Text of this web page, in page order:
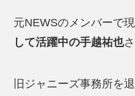
元NEWSのメンバーで
して活躍中の手越祐也
旧ジャニーズ事務所を